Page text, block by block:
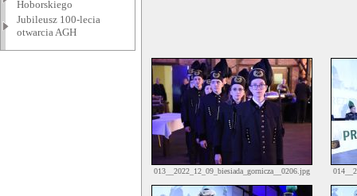
Hoborskiego
Jubileusz 100-lecia
otwarcia AGH
013__2022_12_09_biesiada_gornicza__0206.jpg